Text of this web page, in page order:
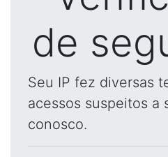
de
Seu IP fez diversas
acessos suspeitos a
conosco.